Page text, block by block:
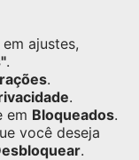
ajustes,
.
.
.
em Bloqueados.
você deseja
.